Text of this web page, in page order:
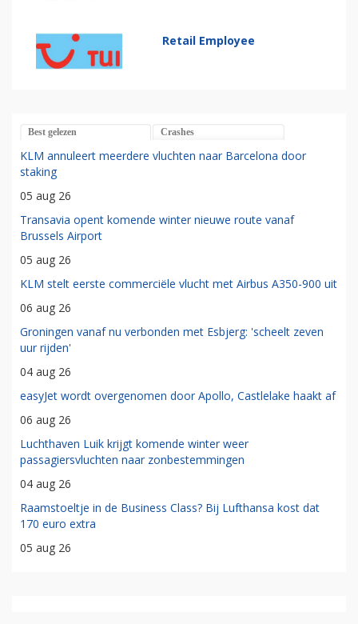
Retail Employee
Best gelezen Crashes
KLM annuleert meerdere vluchten naar Barcelona door
staking
05 aug 26
Transavia opent komende winter nieuwe route vanaf
Brussels Airport
05 aug 26
KLM stelt eerste commerciële vlucht met Airbus A350-900 uit
06 aug 26
Groningen vanaf nu verbonden met Esbjerg: 'scheelt zeven
uur rijden'
04 aug 26
easyJet wordt overgenomen door Apollo, Castlelake haakt af
06 aug 26
Luchthaven Luik krijgt komende winter weer
passagiersvluchten naar zonbestemmingen
04 aug 26
Raamstoeltje in de Business Class? Bij Lufthansa kost dat
170 euro extra
05 aug 26